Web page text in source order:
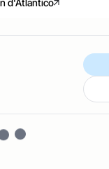
d'Atlantico